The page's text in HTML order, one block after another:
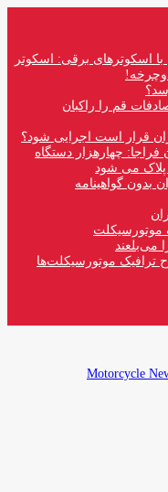
اسکوترهای برقی: اسکوتر
تصادفات قم را راکبان
قرار است اجرایی شود؟
چهارهزار دستگاه
پلاک می شود
بدون گواهینامه
موتورسیکلت
می‌بلعند
ترافیک موتورسیکلت‌ها